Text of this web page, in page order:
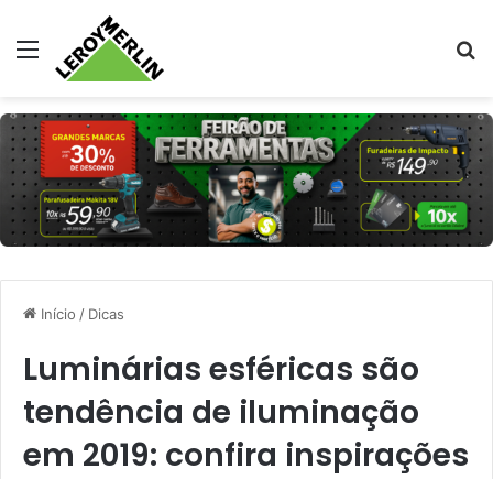
Menu
Início / Dicas
Luminárias esféricas são
tendência de iluminação
em 2019: confira inspirações